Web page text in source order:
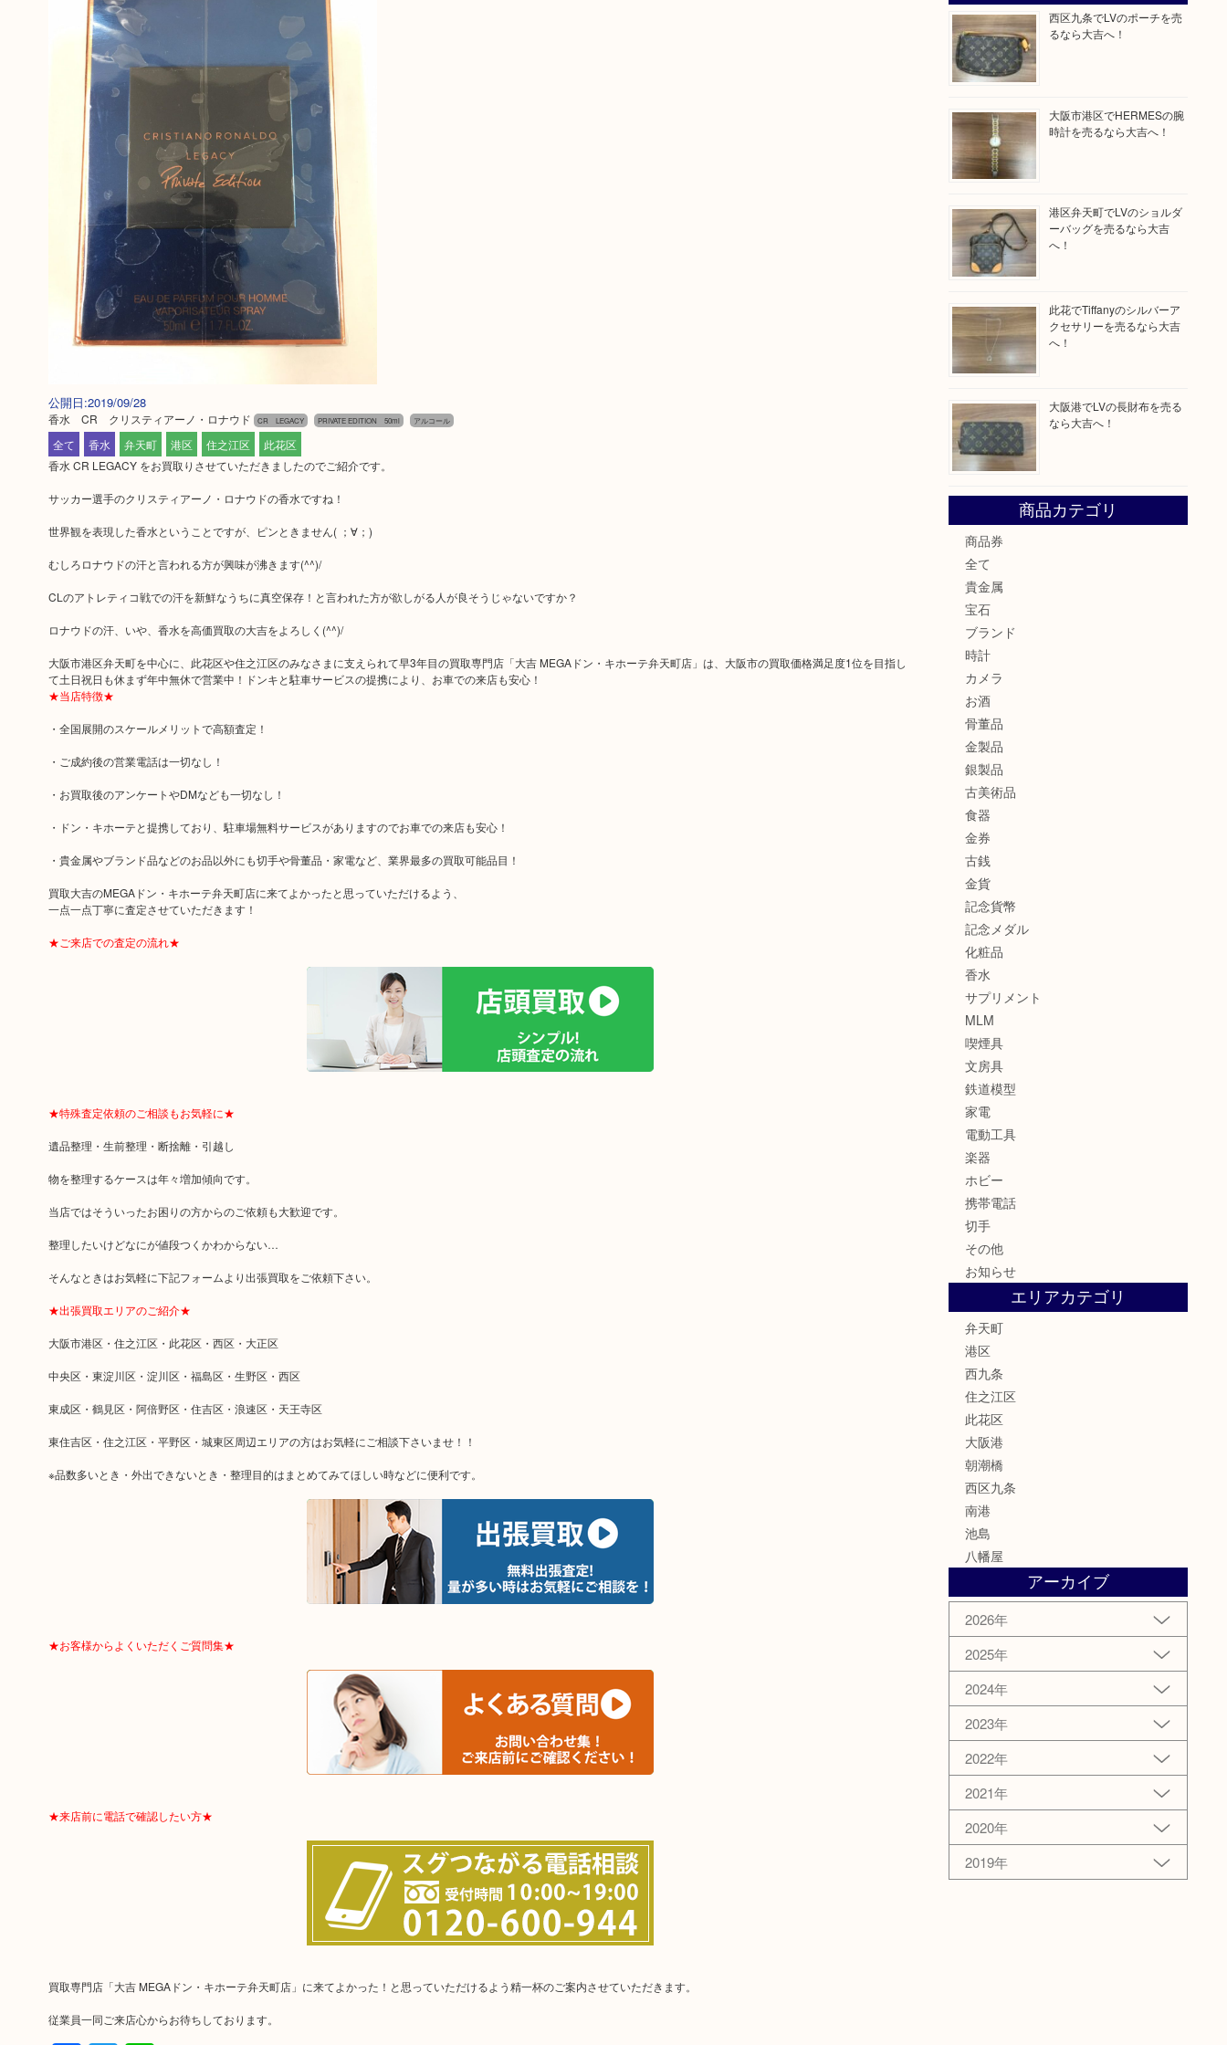
公開日:2019/09/28
香水 CR クリスティアーノ・ロナウド CR LEGACY PRIVATE EDITION 50ml アルコール
全て 香水 弁天町 港区 住之江区
此花区
香水 CR LEGACY をお買取りさせていただきましたのでご紹介です。
サッカー選手のクリスティアーノ・ロナウドの香水ですね！
世界観を表現した香水ということですが、ピンときません( ；∀；)
むしろロナウドの汗と言われる方が興味が沸きます(^^)/
CLのアトレティコ戦での汗を新鮮なうちに真空保存！と言われた方が欲しがる人が良そうじゃないですか？
ロナウドの汗、いや、香水を高価買取の大吉をよろしく(^^)/
大阪市港区弁天町を中心に、此花区や住之江区のみなさまに支えられて早3年目の買取専門店「大吉 MEGAドン・キホーテ弁天町店」は、大阪市の買取価格満足度1位を目指し
て土日祝日も休まず年中無休で営業中！ドンキと駐車サービスの提携により、お車での来店も安心！
★当店特徴★
・全国展開のスケールメリットで高額査定！
・ご成約後の営業電話は一切なし！
・お買取後のアンケートやDMなども一切なし！
・ドン・キホーテと提携しており、駐車場無料サービスがありますのでお車での来店も安心！
・貴金属やブランド品などのお品以外にも切手や骨董品・家電など、業界最多の買取可能品目！
買取大吉のMEGAドン・キホーテ弁天町店に来てよかったと思っていただけるよう、
一点一点丁寧に査定させていただきます！
★ご来店での査定の流れ★
★特殊査定依頼のご相談もお気軽に★
遺品整理・生前整理・断捨離・引越し
物を整理するケースは年々増加傾向です。
当店ではそういったお困りの方からのご依頼も大歓迎です。
整理したいけどなにが値段つくかわからない…
そんなときはお気軽に下記フォームより出張買取をご依頼下さい。
★出張買取エリアのご紹介★
大阪市港区・住之江区・此花区・西区・大正区
中央区・東淀川区・淀川区・福島区・生野区・西区
東成区・鶴見区・阿倍野区・住吉区・浪速区・天王寺区
東住吉区・住之江区・平野区・城東区周辺エリアの方はお気軽にご相談下さいませ！！
※品数多いとき・外出できないとき・整理目的はまとめてみてほしい時などに便利です。
★お客様からよくいただくご質問集★
★来店前に電話で確認したい方★
買取専門店「大吉 MEGAドン・キホーテ弁天町店」に来てよかった！と思っていただけるよう精一杯のご案内させていただきます。
従業員一同ご来店心からお待ちしております。
西区九条でLVのポーチを売
るなら大吉へ！
大阪市港区でHERMESの腕
時計を売るなら大吉へ！
港区弁天町でLVのショルダ
ーバッグを売るなら大吉
へ！
此花でTiffanyのシルバーア
クセサリーを売るなら大吉
へ！
大阪港でLVの長財布を売る
なら大吉へ！
商品カテゴリ
商品券
全て
貴金属
宝石
ブランド
時計
カメラ
お酒
骨董品
金製品
銀製品
古美術品
食器
金券
古銭
金貨
記念貨幣
記念メダル
化粧品
香水
サプリメント
MLM
喫煙具
文房具
鉄道模型
家電
電動工具
楽器
ホビー
携帯電話
切手
その他
お知らせ
エリアカテゴリ
弁天町
港区
西九条
住之江区
此花区
大阪港
朝潮橋
西区九条
南港
池島
八幡屋
アーカイブ
2026年
2025年
2024年
2023年
2022年
2021年
2020年
2019年